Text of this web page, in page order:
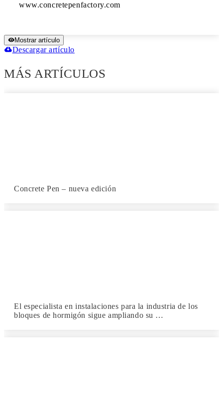
www.concretepenfactory.com
Mostrar artículo
Descargar artículo
MÁS ARTÍCULOS
Concrete Pen – nueva edición
El especialista en instalaciones para la industria de los
bloques de hormigón sigue ampliando su …